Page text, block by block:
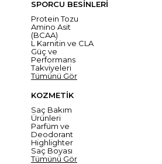
SPORCU BESİNLERİ
Protein Tozu
Amino Asit
(BCAA)
L Karnitin ve CLA
Güç ve
Performans
Takviyeleri
Tümünü Gör
KOZMETİK
Saç Bakım
Ürünleri
Parfüm ve
Deodorant
Highlighter
Saç Boyası
Tümünü Gör